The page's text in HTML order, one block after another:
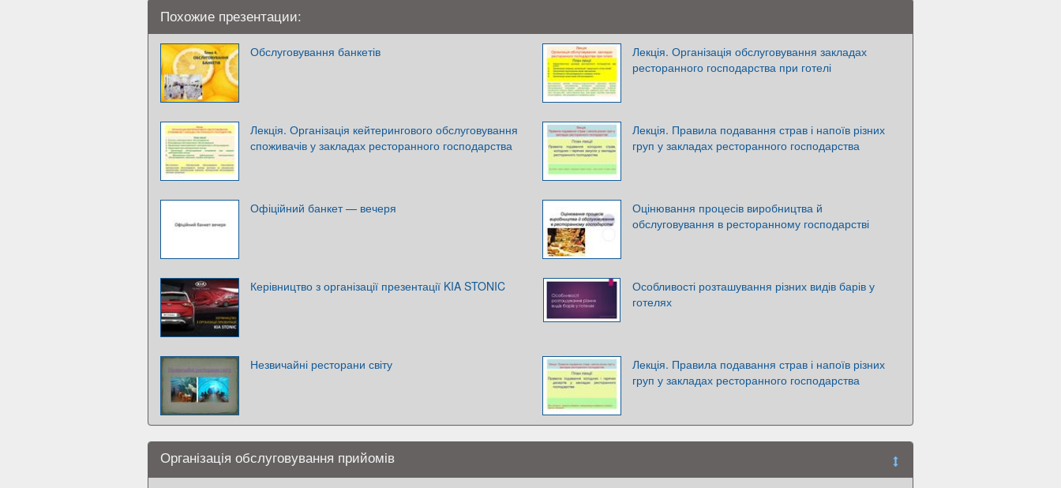
Похожие презентации:
Обслуговування банкетів
Лекція. Організація обслуговування закладах
ресторанного господарства при готелі
Лекція. Організація кейтерингового обслуговування
споживачів у закладах ресторанного господарства
Лекція. Правила подавання страв і напоїв різних
груп у закладах ресторанного господарства
Офіційний банкет — вечеря
Оцінювання процесів виробництва й
обслуговування в ресторанному господарстві
Керівництво з організації презентації KIA STONIC
Особливості розташування різних видів барів у
готелях
Незвичайні ресторани світу
Лекція. Правила подавання страв і напоїв різних
груп у закладах ресторанного господарства
Організація обслуговування прийомів